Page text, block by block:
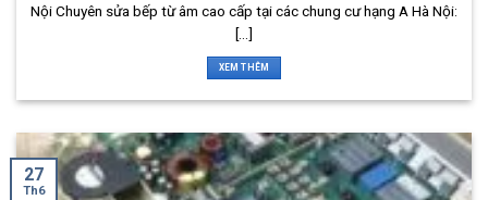
Nội Chuyên sửa bếp từ âm cao cấp tại các chung cư hạng A Hà Nội:
[...]
XEM THÊM
27
Th6